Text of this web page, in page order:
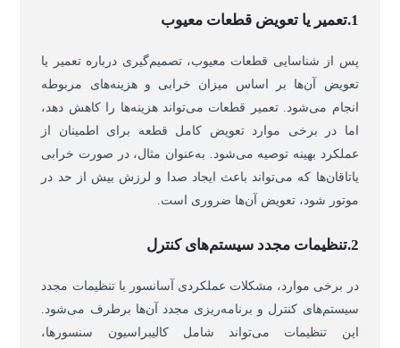
1.تعمیر یا تعویض قطعات معیوب
پس از شناسایی قطعات معیوب، تصمیم‌گیری درباره تعمیر یا
تعویض آن‌ها بر اساس میزان خرابی و هزینه‌های مربوطه
انجام می‌شود. تعمیر قطعات می‌تواند هزینه‌ها را کاهش دهد،
اما در برخی موارد تعویض کامل قطعه برای اطمینان از
عملکرد بهینه توصیه می‌شود. به‌عنوان مثال، در صورت خرابی
یاتاقان‌ها که می‌تواند باعث ایجاد صدا و لرزش بیش از حد در
موتور شود، تعویض آن‌ها ضروری است.
2.تنظیمات مجدد سیستم‌های کنترل
در برخی موارد، مشکلات عملکردی آسانسور با تنظیمات مجدد
سیستم‌های کنترل و برنامه‌ریزی مجدد آن‌ها برطرف می‌شود.
این تنظیمات می‌تواند شامل کالیبراسیون سنسورها،